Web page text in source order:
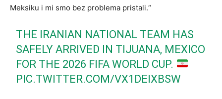
Meksiku i mi smo bez problema pristali.“
THE IRANIAN NATIONAL TEAM HAS
SAFELY ARRIVED IN TIJUANA, MEXICO
FOR THE 2026 FIFA WORLD CUP.
PIC.TWITTER.COM/VX1DEIXBSW